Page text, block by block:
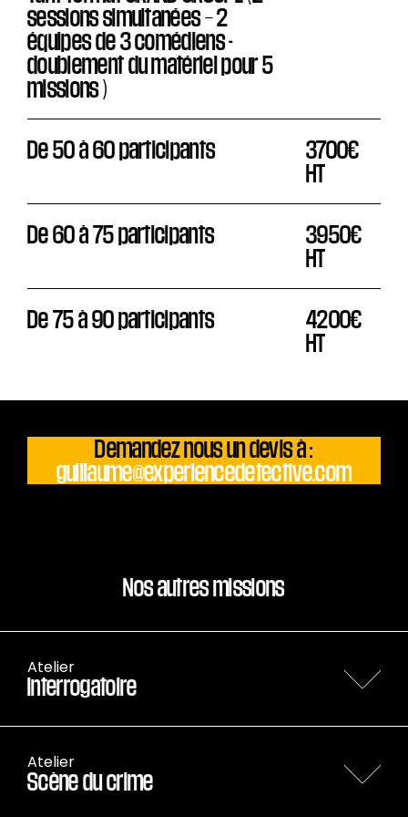
sessions simultanées – 2
équipes de 3 comédiens -
doublement du matériel pour 5
missions )
De 50 à 60 participants
3700€
HT
De 60 à 75 participants
3950€
HT
De 75 à 90 participants
4200€
HT
Demandez nous un devis à :
guillaume@experiencedetective.com
Nos autres missions
Atelier
Interrogatoire
Faites parler un témoin pas comme les autres
Atelier
Scène du crime